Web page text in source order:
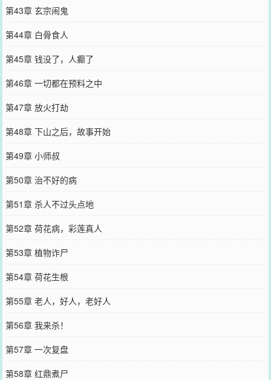
第43章 玄宗闹鬼
第44章 白骨食人
第45章 钱没了，人癫了
第46章 一切都在预料之中
第47章 放火打劫
第48章 下山之后，故事开始
第49章 小师叔
第50章 治不好的病
第51章 杀人不过头点地
第52章 荷花病，彩莲真人
第53章 植物诈尸
第54章 荷花生根
第55章 老人，好人，老好人
第56章 我来杀！
第57章 一次复盘
第58章 红鼎煮尸